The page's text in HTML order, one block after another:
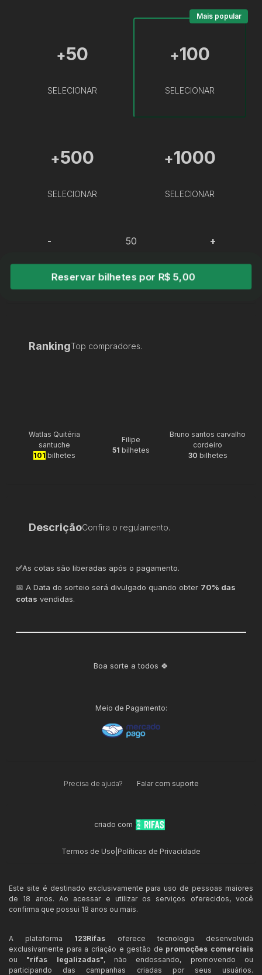
+50
SELECIONAR
+100
SELECIONAR
Mais popular
+500
SELECIONAR
+1000
SELECIONAR
- +
Reservar bilhetes por R$ 5,00
RankingTop compradores.
Watlas Quitéria
santuche
101 bilhetes
Filipe
51 bilhetes
Bruno santos carvalho
cordeiro
30 bilhetes
DescriçãoConfira o regulamento.
✅As cotas são liberadas após o pagamento.
📅 A Data do sorteio será divulgado quando obter 70% das
cotas vendidas.
Boa sorte a todos 🍀
Meio de Pagamento:
Precisa de ajuda? Falar com suporte
criado com
Termos de Uso Políticas de Privacidade
Este site é destinado exclusivamente para uso de pessoas maiores
de 18 anos. Ao acessar e utilizar os serviços oferecidos, você
confirma que possui 18 anos ou mais.
A plataforma 123Rifas oferece tecnologia desenvolvida
exclusivamente para a criação e gestão de promoções comerciais
ou "rifas legalizadas", não endossando, promovendo ou
participando das campanhas criadas por seus usuários.